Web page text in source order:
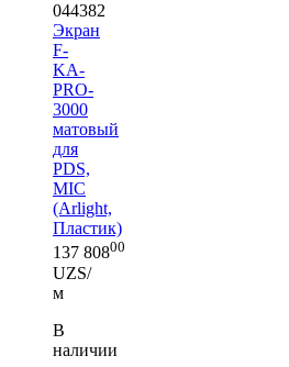
044382
Экран
F-
KA-
PRO-
3000
матовый
для
PDS,
MIC
(Arlight,
Пластик)
137 80800
UZS/
м
В
наличии